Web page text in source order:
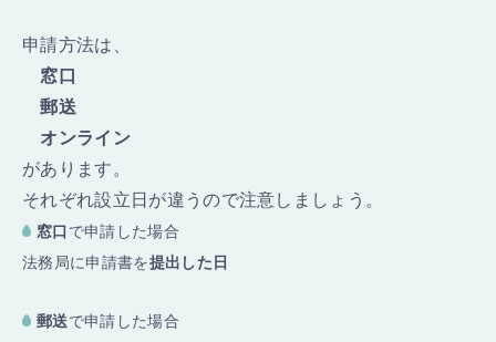
申請方法は、
窓口
郵送
オンライン
があります。
それぞれ設立日が違うので注意しましょう。
窓口 で申請した場合
法務局に申請書を提出した日
郵送で申請した場合